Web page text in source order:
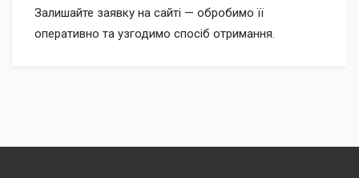
Залишайте заявку на сайті — обробимо її
оперативно та узгодимо спосіб отримання.